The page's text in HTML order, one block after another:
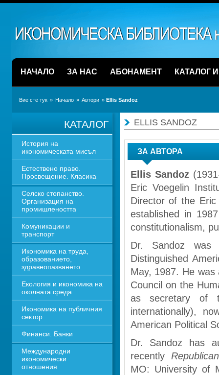
НАЧАЛО ЗА НАС АБОНАМЕНТ КАТАЛОГ
Вие сте тук » Начало » Автори » Ellis Sandoz
КАТАЛОГ
История на
икономическата мисъл
Естествено право.
Просвещение. Класика
Селско стопанство.
Организация на
промишлеността
Комуникации и
транспорт
Икономика на труда,
образованието,
здравеопазването
Екология и икономика на
околната среда
Икономика на публичния
сектор
Финанси. Банки
Международни
икономически
отношения
ELLIS SANDOZ
ЗА АВТОРА
Ellis Sandoz
Eric Voegelin
Director of the Eric
established in
constitutionalism,
Dr. Sandoz was
Distinguished
May, 1987. He
Council on the
as secretary of
internationally),
American Political
Dr. Sandoz has
recently
MO: University of